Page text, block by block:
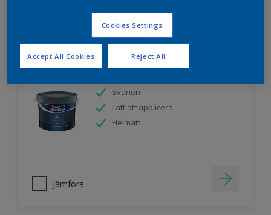
Nordsjö Ambiance Endless Sky takfärg
Svanen
Lätt att applicera
Helmatt
Jämföra
Cookies Settings
Reject All
Accept All Cookies